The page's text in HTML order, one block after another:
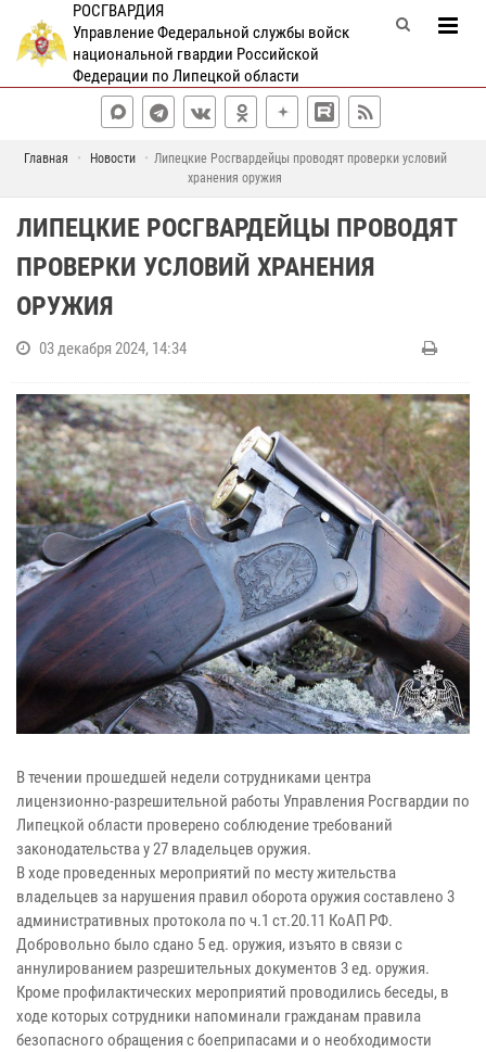
РОСГВАРДИЯ
Управление Федеральной службы войск
национальной гвардии Российской
Федерации по Липецкой области
Главная Новости
Липецкие Росгвардейцы проводят проверки условий
хранения оружия
ЛИПЕЦКИЕ РОСГВАРДЕЙЦЫ ПРОВОДЯТ
ПРОВЕРКИ УСЛОВИЙ ХРАНЕНИЯ
ОРУЖИЯ
03 декабря 2024, 14:34
В течении прошедшей недели сотрудниками центра
лицензионно-разрешительной работы Управления Росгвардии по
Липецкой области проверено соблюдение требований
законодательства у 27 владельцев оружия.
В ходе проведенных мероприятий по месту жительства
владельцев за нарушения правил оборота оружия составлено 3
административных протокола по ч.1 ст.20.11 КоАП РФ.
Добровольно было сдано 5 ед. оружия, изъято в связи с
аннулированием разрешительных документов 3 ед. оружия.
Кроме профилактических мероприятий проводились беседы, в
ходе которых сотрудники напоминали гражданам правила
безопасного обращения с боеприпасами и о необходимости